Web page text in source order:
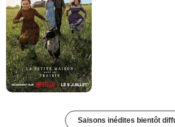
Saisons inédites bientôt